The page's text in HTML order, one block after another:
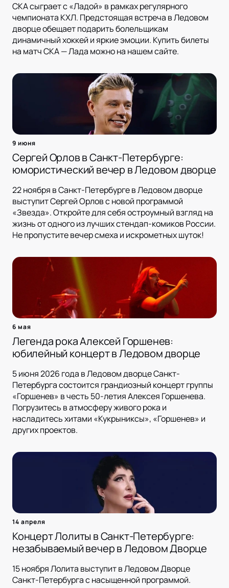
СКА сыграет с «Ладой» в рамках регулярного
чемпионата КХЛ. Предстоящая встреча в Ледовом
дворце обещает подарить болельщикам
динамичный хоккей и яркие эмоции. Купить билеты
на матч СКА — Лада можно на нашем сайте.
9 июня
Сергей Орлов в Санкт-Петербурге:
юмористический вечер в Ледовом дворце
22 ноября в Санкт-Петербурге в Ледовом дворце
выступит Сергей Орлов с новой программой
«Звезда». Откройте для себя остроумный взгляд на
жизнь от одного из лучших стендап-комиков России.
Не пропустите вечер смеха и искрометных шуток!
6 мая
Легенда рока Алексей Горшенев:
юбилейный концерт в Ледовом дворце
5 июня 2026 года в Ледовом дворце Санкт-
Петербурга состоится грандиозный концерт группы
«Горшенев» в честь 50-летия Алексея Горшенева.
Погрузитесь в атмосферу живого рока и
насладитесь хитами «Кукрыниксы», «Горшенев» и
других проектов.
14 апреля
Концерт Лолиты в Санкт-Петербурге:
незабываемый вечер в Ледовом Дворце
15 ноября Лолита выступит в Ледовом Дворце
Санкт-Петербурга с насыщенной программой.